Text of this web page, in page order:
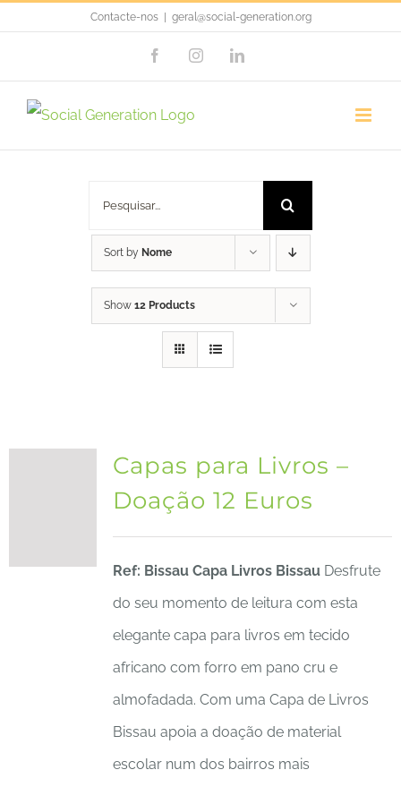
content
Contacte-nos geral@social-generation.org
FacebookInstagramLinkedIn
Sort by Nome
Show 12 Products
Capas para Livros –
Doação 12 Euros
Ref: Bissau Capa Livros BissauDesfrute
do seu momento de leitura com esta
elegante capa para livros em tecido
africano com forro em pano cru e
almofadada. Com uma Capa de Livros
Bissau apoia a doação de material
escolar num dos bairros mais